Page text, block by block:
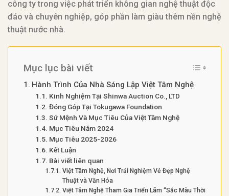
công ty trong việc phát triển không gian nghệ thuật độc
đáo và chuyên nghiệp, góp phần làm giàu thêm nền nghệ
thuật nước nhà.
Mục lục bài viết
Hành Trình Của Nhà Sáng Lập Việt Tâm Nghệ
Kinh Nghiệm Tại Shinwa Auction Co., LTD
Đóng Góp Tại Tokugawa Foundation
Sứ Mệnh Và Mục Tiêu Của Việt Tâm Nghệ
Mục Tiêu Năm 2024
Mục Tiêu 2025-2026
Kết Luận
Bài viết liên quan
Việt Tâm Nghệ, Nơi Trải Nghiệm Vẻ Đẹp Nghệ
Thuật và Văn Hóa
Việt Tâm Nghệ Tham Gia Triển Lãm “Sắc Màu Thời